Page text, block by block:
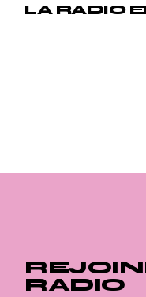
LA RADIO
RADIO